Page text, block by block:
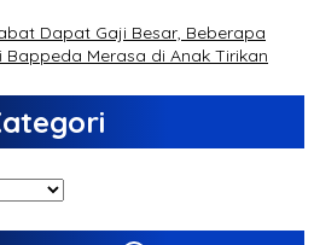
Dapat Gaji Besar, Beberapa
Bappeda Merasa di Anak Tirikan